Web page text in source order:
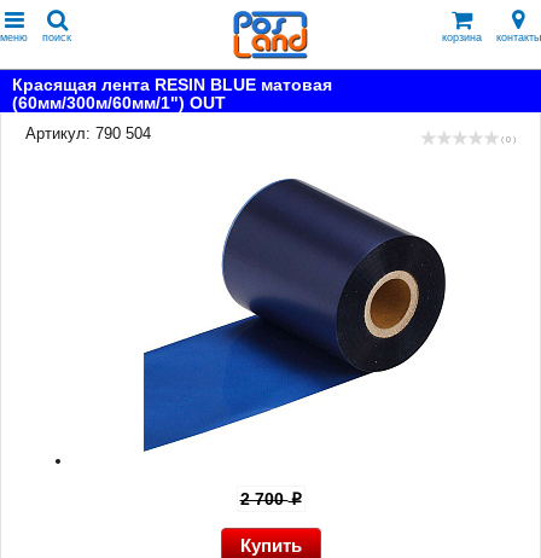
меню поиск корзина контакты
Красящая лента RESIN BLUE матовая
(60мм/300м/60мм/1") OUT
Артикул: 790 504
( 0 )
2 700p